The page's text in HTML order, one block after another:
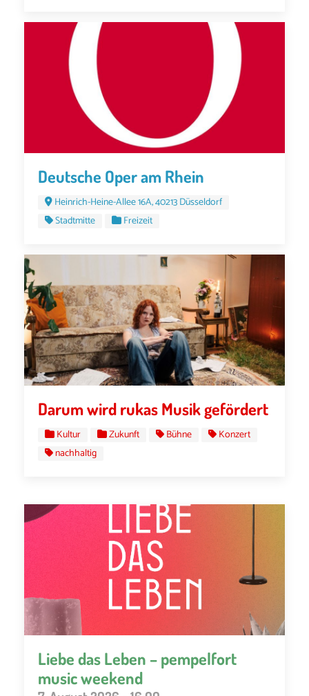
Deutsche Oper am Rhein
Heinrich-Heine-Allee 16A, 40213 Düsseldorf
Stadtmitte
Freizeit
Darum wird rukas Musik gefördert
Kultur Zukunft Bühne
Konzert
nachhaltig
Liebe das Leben – pempelfort
music weekend